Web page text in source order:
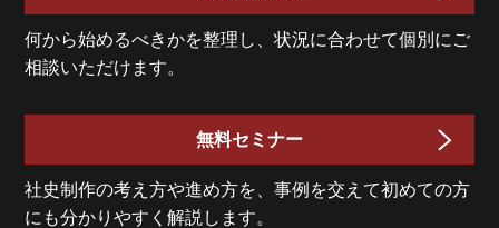
何から始めるべきかを整理し、状況に合わせて個別にご
相談いただけます。
無料セミナー
社史制作の考え方や進め方を、事例を交えて初めての方
にも分かりやすく解説します。